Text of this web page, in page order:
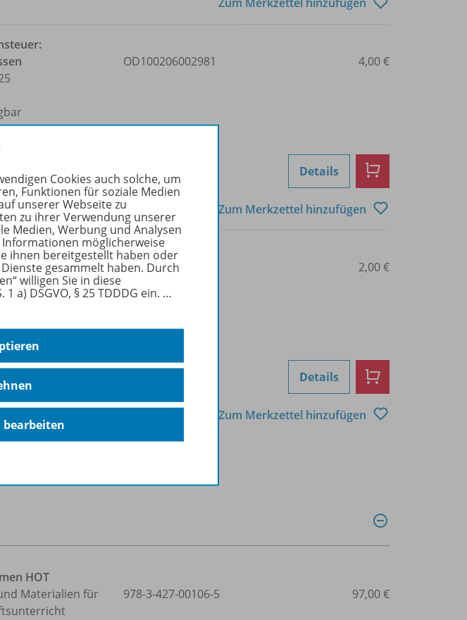
Zum Merkzettel hinzufügen
OD100206002981 4,00 €
Details
Zum Merkzettel hinzufügen
und
Dokument
OD100206002982 2,00 €
Details
Zum Merkzettel hinzufügen
HOT
Materialien für
978-3-427-00106-5 97,00 €
Cookies auch solche, um
Funktionen für soziale Medien
unserer Webseite zu
zu ihrer Verwendung unserer
Medien, Werbung und Analysen
möglicherweise
ihnen bereitgestellt haben oder
gesammelt haben. Durch
willigen Sie in diese
a) DSGVO, § 25 TDDDG ein. …
bearbeiten